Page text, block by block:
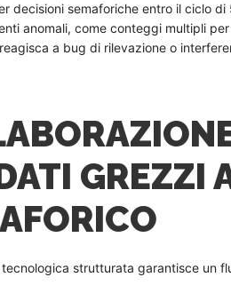
decisioni semaforiche entro il ciclo
anomali, come conteggi multipli
a bug di rilevazione o
GREZZI
strutturata garantisce un